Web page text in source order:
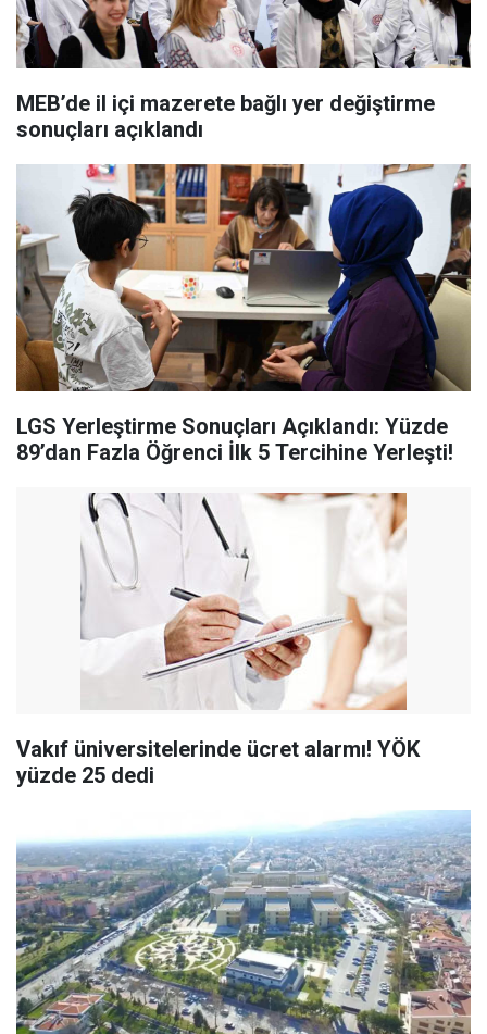
MEB’de il içi mazerete bağlı yer değiştirme
sonuçları açıklandı
LGS Yerleştirme Sonuçları Açıklandı: Yüzde
89’dan Fazla Öğrenci İlk 5 Tercihine Yerleşti!
Vakıf üniversitelerinde ücret alarmı! YÖK
yüzde 25 dedi